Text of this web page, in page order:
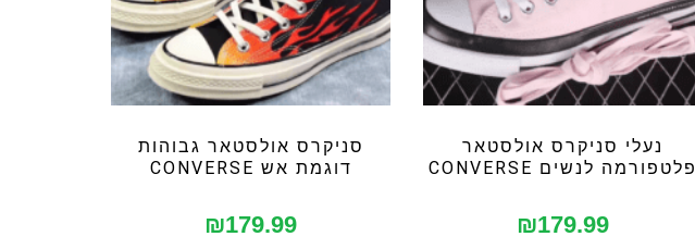
נעלי סניקרס אולסטאר
פלטפורמה לנשים CONVERSE
₪179.99
סניקרס אולסטאר גבוהות
דוגמת אש CONVERSE
₪179.99